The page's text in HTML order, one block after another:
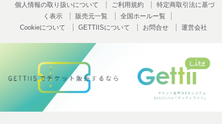
個人情報の取り扱いについて ご利用規約
特定商取引法に基づ
く表示
販売元一覧
全国ホールー覧
Cookieについて
GETTIISについて お問合せ 運営会社